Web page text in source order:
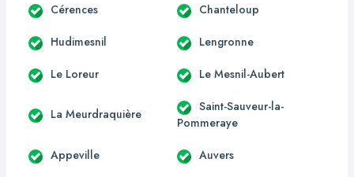
Cérences Chanteloup
Hudimesnil Lengronne
Le Loreur Le Mesnil-Aubert
La Meurdraquière
Saint-Sauveur-la-
Pommeraye
Appeville Auvers